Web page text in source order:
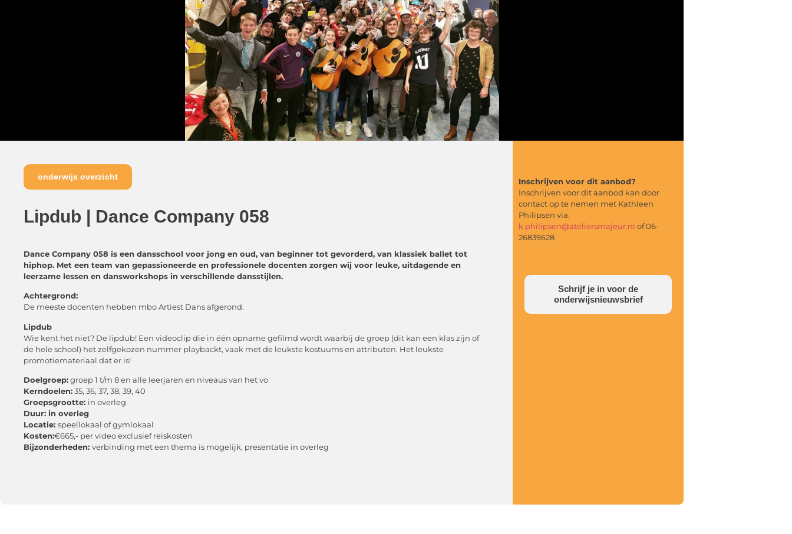
onderwijs overzicht
Lipdub | Dance Company 058
Dance Company 058 is een dansschool voor jong en oud, van beginner tot gevorderd, van klassiek ballet tot
hiphop. Met een team van gepassioneerde en professionele docenten zorgen wij voor leuke, uitdagende en
leerzame lessen en dansworkshops in verschillende dansstijlen.
Achtergrond:
De meeste docenten hebben mbo Artiest Dans afgerond.
Lipdub
Wie kent het niet? De lipdub! Een videoclip die in één opname gefilmd wordt waarbij de groep (dit kan een klas zijn of
de hele school) het zelfgekozen nummer playbackt, vaak met de leukste kostuums en attributen. Het leukste
promotiemateriaal dat er is!
Doelgroep:groep 1 t/m 8 en alle leerjaren en niveaus van het vo
Kerndoelen:35, 36, 37, 38, 39, 40
Groepsgrootte: in overleg
Duur: in overleg
Locatie: speellokaal of gymlokaal
Kosten:€665,- per video exclusief reiskosten
Bijzonderheden: verbinding met een thema is mogelijk, presentatie in overleg
Inschrijven voor dit aanbod?
Inschrijven voor dit aanbod kan door
contact op te nemen met Kathleen
Philipsen via:
k.philipsen@ateliersmajeur.nl of 06-
26839628
Schrijf je in voor de
onderwijsnieuwsbrief